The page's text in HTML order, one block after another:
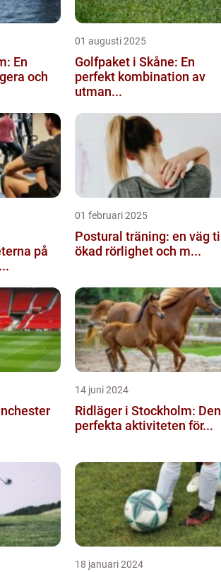
En
och
01 augusti 2025
Golfpaket i Skåne: En
perfekt kombination av
utman...
på
01 februari 2025
Postural träning: en väg till
ökad rörlighet och m...
14 juni 2024
Ridläger i Stockholm: Den
perfekta aktiviteten för...
18 januari 2024